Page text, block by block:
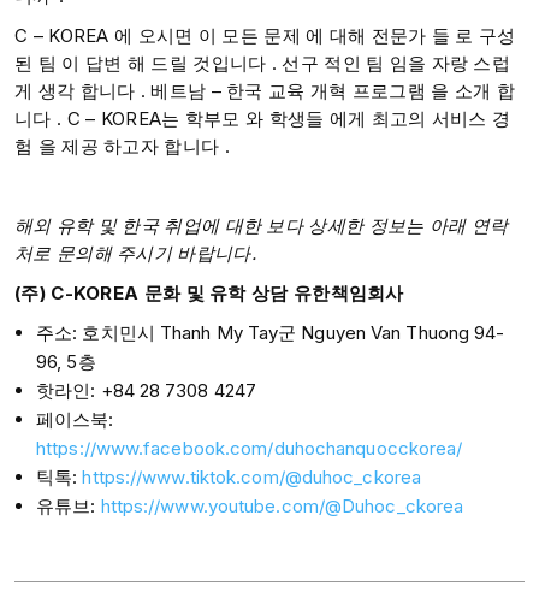
C – KOREA 에 오시면 이 모든 문제 에 대해 전문가 들 로 구성
된 팀 이 답변 해 드릴 것입니다 . 선구 적인 팀 임을 자랑 스럽
게 생각 합니다 . ​베트남 – 한국 교육 개혁 프로그램 을 소개 합
니다 . C – KOREA는 학부모 와 학생들 에게 최고의 서비스 경
험 을 제공 하고자 합니다 .
해외 유학 및 한국 취업에 대한 보다 상세한 정보는 아래 연락
처로 문의해 주시기 바랍니다.
(주) C-KOREA 문화 및 유학 상담 유한책임회사
주소: 호치민시 Thanh My Tay군 Nguyen Van Thuong 94-
96, 5층
핫라인: +84 28 7308 4247
페이스북:
https://www.facebook.com/duhochanquocckorea/
틱톡:https://www.tiktok.com/@duhoc_ckorea
유튜브: https://www.youtube.com/@Duhoc_ckorea